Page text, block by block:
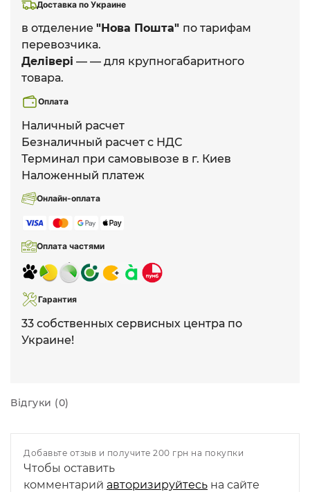
Доставка по Украине
в отделение "Нова Пошта" по тарифам
перевозчика.
Делівері — — для крупногабаритного
товара.
Оплата
Наличный расчет
Безналичный расчет с НДС
Терминал при самовывозе в г. Киев
Наложенный платеж
Онлайн-оплата
Оплата частями
Гарантия
33 собственных сервисных центра по
Украине!
Відгуки (0)
Добавьте отзыв и получите 200 грн на покупки
Чтобы оставить
комментарий авторизируйтесь на сайте